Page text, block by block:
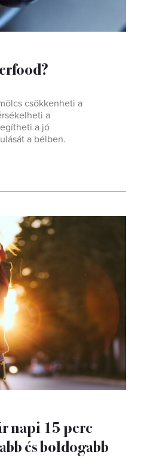
csökkenheti a
a
a jó
a bélben.
napi 15 perc
és boldogabb